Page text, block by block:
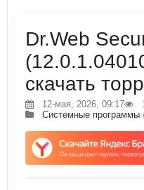
Dr.Web
скачать
12-мая, 2026, 09:17
Системные программы